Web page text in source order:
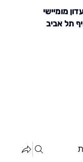
מומיישי
תל אביב